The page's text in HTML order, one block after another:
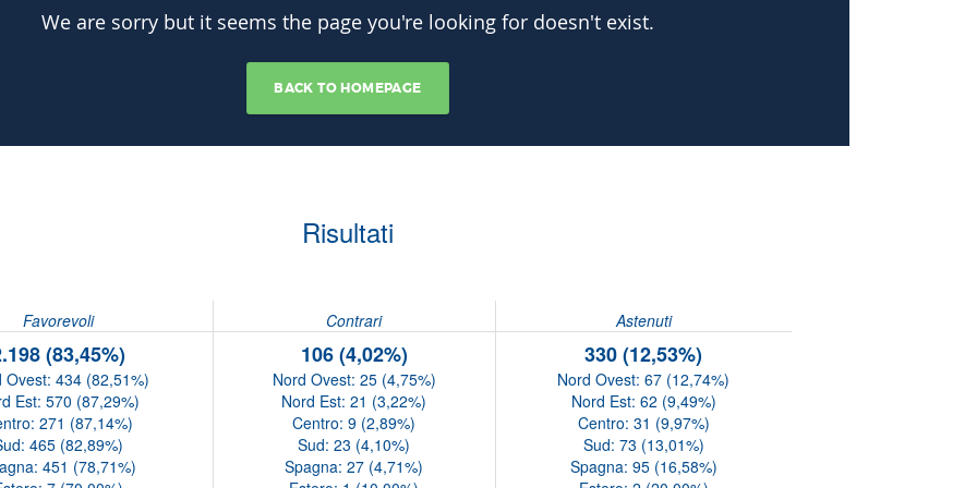
Risultati
Favorevoli Contrari Astenuti
(83,45%)
Ovest: 434 (82,51%)
Est: 570 (87,29%)
271 (87,14%)
465 (82,89%)
451 (78,71%)
106 (4,02%)
Nord Ovest: 25 (4,75%)
Nord Est: 21 (3,22%)
Centro: 9 (2,89%)
Sud: 23 (4,10%)
Spagna: 27 (4,71%)
330 (12,53%)
Nord Ovest: 67 (12,74%)
Nord Est: 62 (9,49%)
Centro: 31 (9,97%)
Sud: 73 (13,01%)
Spagna: 95 (16,58%)